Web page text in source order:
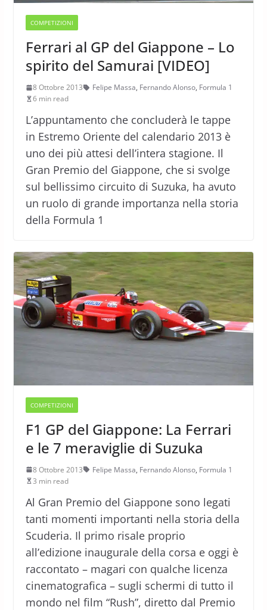
COMPETIZIONI
Ferrari al GP del Giappone – Lo
spirito del Samurai [VIDEO]
8 Ottobre 2013 Felipe Massa, Fernando Alonso, Formula 1
6 min read
L’appuntamento che concluderà le tappe
in Estremo Oriente del calendario 2013 è
uno dei più attesi dell’intera stagione. Il
Gran Premio del Giappone, che si svolge
sul bellissimo circuito di Suzuka, ha avuto
un ruolo di grande importanza nella storia
della Formula 1
COMPETIZIONI
F1 GP del Giappone: La Ferrari
e le 7 meraviglie di Suzuka
8 Ottobre 2013 Felipe Massa, Fernando Alonso, Formula 1
3 min read
Al Gran Premio del Giappone sono legati
tanti momenti importanti nella storia della
Scuderia. Il primo risale proprio
all’edizione inaugurale della corsa e oggi è
raccontato – magari con qualche licenza
cinematografica – sugli schermi di tutto il
mondo nel film “Rush”, diretto dal Premio